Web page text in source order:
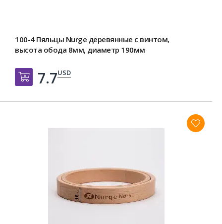
100-4 Пяльцы Nurge деревянные с винтом,
высота обода 8мм, диаметр 190мм
Добавить в корзину
7.7USD